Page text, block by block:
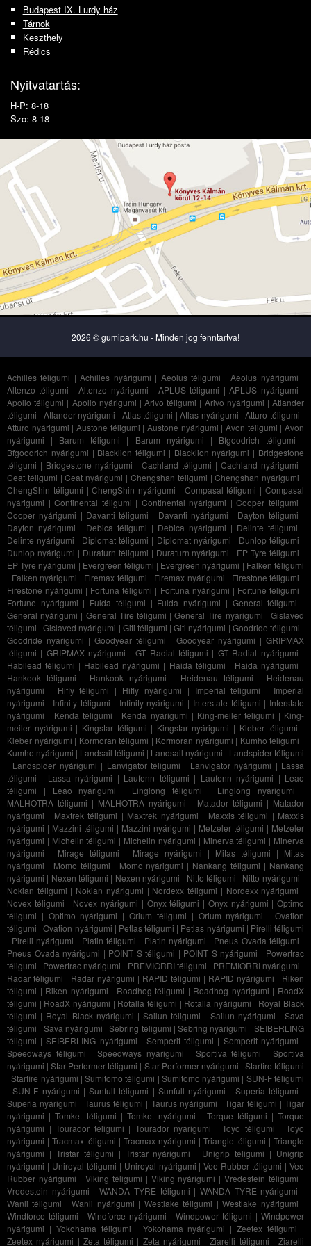
Budapest IX. Lurdy ház
Tárnok
Keszthely
Rédics
Nyitvatartás:
H-P: 8-18
Szo: 8-18
2026 © gumipark.hu - Minden jog fenntartva!
Achilles téligumi |Achilles nyárigumi | Aeolus téligumi |Aeolus nyárigumi |
Altenzo téligumi |Altenzo nyárigumi | APLUS téligumi |APLUS nyárigumi |
Apollo téligumi | Apollo nyárigumi |Arivo téligumi | Arivo nyárigumi |Atlander
téligumi | Atlander nyárigumi | Atlas téligumi |Atlas nyárigumi |Atturo téligumi |
Atturo nyárigumi |Austone téligumi |Austone nyárigumi |Avon téligumi |Avon
nyárigumi | Barum téligumi | Barum nyárigumi | Bfgoodrich téligumi |
Bfgoodrich nyárigumi | Blacklion téligumi | Blacklion nyárigumi | Bridgestone
téligumi | Bridgestone nyárigumi | Cachland téligumi | Cachland nyárigumi |
Ceat téligumi |Ceat nyárigumi | Chengshan téligumi |Chengshan nyárigumi |
ChengShin téligumi |ChengShin nyárigumi | Compasal téligumi |Compasal
nyárigumi | Continental téligumi | Continental nyárigumi | Cooper téligumi |
Cooper nyárigumi | Davanti téligumi | Davanti nyárigumi | Dayton téligumi |
Dayton nyárigumi | Debica téligumi | Debica nyárigumi | Delinte téligumi |
Delinte nyárigumi | Diplomat téligumi | Diplomat nyárigumi | Dunlop téligumi |
Dunlop nyárigumi | Duraturn téligumi | Duraturn nyárigumi | EP Tyre téligumi |
EP Tyre nyárigumi | Evergreen téligumi | Evergreen nyárigumi | Falken téligumi
| Falken nyárigumi | Firemax téligumi | Firemax nyárigumi | Firestone téligumi |
Firestone nyárigumi | Fortuna téligumi | Fortuna nyárigumi | Fortune téligumi |
Fortune nyárigumi | Fulda téligumi | Fulda nyárigumi | General téligumi |
General nyárigumi | General Tire téligumi |General Tire nyárigumi |Gislaved
téligumi |Gislaved nyárigumi | Giti téligumi |Giti nyárigumi | Goodride téligumi |
Goodride nyárigumi | Goodyear téligumi | Goodyear nyárigumi | GRIPMAX
téligumi | GRIPMAX nyárigumi |GT Radial téligumi | GT Radial nyárigumi |
Habilead téligumi | Habilead nyárigumi | Haida téligumi | Haida nyárigumi |
Hankook téligumi | Hankook nyárigumi | Heidenau téligumi | Heidenau
nyárigumi | Hifly téligumi | Hifly nyárigumi | Imperial téligumi | Imperial
nyárigumi | Infinity téligumi | Infinity nyárigumi | Interstate téligumi | Interstate
nyárigumi | Kenda téligumi | Kenda nyárigumi | King-meiler téligumi | King-
meiler nyárigumi | Kingstar téligumi | Kingstar nyárigumi | Kleber téligumi |
Kleber nyárigumi | Kormoran téligumi | Kormoran nyárigumi | Kumho téligumi |
Kumho nyárigumi | Landsail téligumi | Landsail nyárigumi | Landspider téligumi
| Landspider nyárigumi | Lanvigator téligumi | Lanvigator nyárigumi | Lassa
téligumi | Lassa nyárigumi | Laufenn téligumi | Laufenn nyárigumi | Leao
téligumi | Leao nyárigumi | Linglong téligumi | Linglong nyárigumi |
MALHOTRA téligumi | MALHOTRA nyárigumi | Matador téligumi | Matador
nyárigumi | Maxtrek téligumi | Maxtrek nyárigumi | Maxxis téligumi | Maxxis
nyárigumi | Mazzini téligumi | Mazzini nyárigumi | Metzeler téligumi | Metzeler
nyárigumi | Michelin téligumi | Michelin nyárigumi | Minerva téligumi | Minerva
nyárigumi | Mirage téligumi | Mirage nyárigumi | Mitas téligumi | Mitas
nyárigumi | Momo téligumi | Momo nyárigumi | Nankang téligumi | Nankang
nyárigumi | Nexen téligumi | Nexen nyárigumi | Nitto téligumi | Nitto nyárigumi |
Nokian téligumi | Nokian nyárigumi | Nordexx téligumi | Nordexx nyárigumi |
Novex téligumi | Novex nyárigumi | Onyx téligumi | Onyx nyárigumi | Optimo
téligumi | Optimo nyárigumi |Orium téligumi | Orium nyárigumi |Ovation
téligumi |Ovation nyárigumi | Petlas téligumi | Petlas nyárigumi | Pirelli téligumi
| Pirelli nyárigumi | Platin téligumi | Platin nyárigumi | Pneus Ovada téligumi |
Pneus Ovada nyárigumi | POINT S téligumi | POINT S nyárigumi | Powertrac
téligumi | Powertrac nyárigumi | PREMIORRI téligumi | PREMIORRI nyárigumi |
Radar téligumi | Radar nyárigumi | RAPID téligumi | RAPID nyárigumi | Riken
téligumi | Riken nyárigumi | Roadhog téligumi | Roadhog nyárigumi | RoadX
téligumi | RoadX nyárigumi | Rotalla téligumi | Rotalla nyárigumi | Royal Black
téligumi | Royal Black nyárigumi |Sailun téligumi | Sailun nyárigumi |Sava
téligumi | Sava nyárigumi |Sebring téligumi |Sebring nyárigumi |SEIBERLING
téligumi |SEIBERLING nyárigumi |Semperit téligumi | Semperit nyárigumi |
Speedways téligumi |Speedways nyárigumi | Sportiva téligumi |Sportiva
nyárigumi |Star Performer téligumi | Star Performer nyárigumi | Starfire téligumi
|Starfire nyárigumi |Sumitomo téligumi | Sumitomo nyárigumi | SUN-F téligumi
|SUN-F nyárigumi | Sunfull téligumi | Sunfull nyárigumi | Superia téligumi |
Superia nyárigumi |Taurus téligumi | Taurus nyárigumi | Tigar téligumi |Tigar
nyárigumi |Tomket téligumi | Tomket nyárigumi | Torque téligumi |Torque
nyárigumi |Tourador téligumi | Tourador nyárigumi |Toyo téligumi |Toyo
nyárigumi | Tracmax téligumi |Tracmax nyárigumi | Triangle téligumi |Triangle
nyárigumi | Tristar téligumi | Tristar nyárigumi | Unigrip téligumi | Unigrip
nyárigumi | Uniroyal téligumi | Uniroyal nyárigumi |Vee Rubber téligumi |Vee
Rubber nyárigumi | Viking téligumi | Viking nyárigumi |Vredestein téligumi |
Vredestein nyárigumi |WANDA TYRE téligumi | WANDA TYRE nyárigumi |
Wanli téligumi |Wanli nyárigumi | Westlake téligumi |Westlake nyárigumi |
Windforce téligumi | Windforce nyárigumi | Windpower téligumi | Windpower
nyárigumi | Yokohama téligumi | Yokohama nyárigumi |Zeetex téligumi |
Zeetex nyárigumi | Zeta téligumi | Zeta nyárigumi |Ziarelli téligumi | Ziarelli